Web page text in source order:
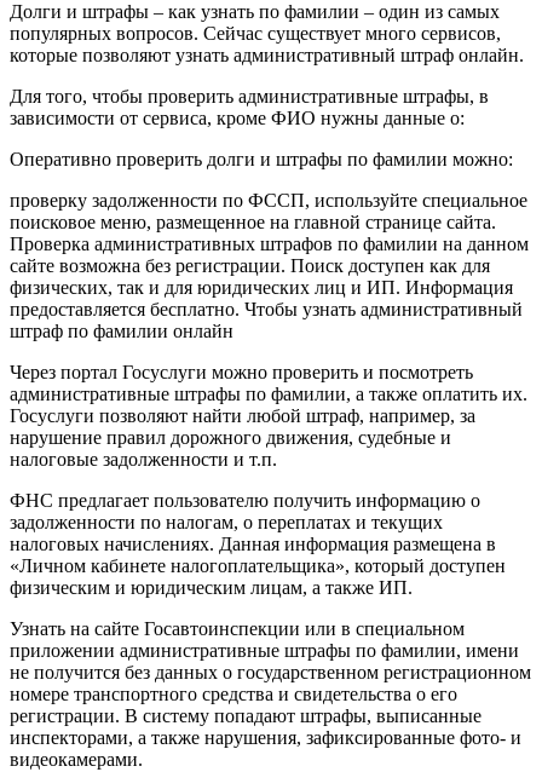
Долги и штрафы – как узнать по фамилии – один из самых
популярных вопросов. Сейчас существует много сервисов,
которые позволяют узнать административный штраф онлайн.
Для того, чтобы проверить административные штрафы, в
зависимости от сервиса, кроме ФИО нужны данные о:
Оперативно проверить долги и штрафы по фамилии можно:
проверку задолженности по ФССП, используйте специальное
поисковое меню, размещенное на главной странице сайта.
Проверка административных штрафов по фамилии на данном
сайте возможна без регистрации. Поиск доступен как для
физических, так и для юридических лиц и ИП. Информация
предоставляется бесплатно. Чтобы узнать административный
штраф по фамилии онлайн
Через портал Госуслуги можно проверить и посмотреть
административные штрафы по фамилии, а также оплатить их.
Госуслуги позволяют найти любой штраф, например, за
нарушение правил дорожного движения, судебные и
налоговые задолженности и т.п.
ФНС предлагает пользователю получить информацию о
задолженности по налогам, о переплатах и текущих
налоговых начислениях. Данная информация размещена в
«Личном кабинете налогоплательщика», который доступен
физическим и юридическим лицам, а также ИП.
Узнать на сайте Госавтоинспекции или в специальном
приложении административные штрафы по фамилии, имени
не получится без данных о государственном регистрационном
номере транспортного средства и свидетельства о его
регистрации. В систему попадают штрафы, выписанные
инспекторами, а также нарушения, зафиксированные фото- и
видеокамерами.